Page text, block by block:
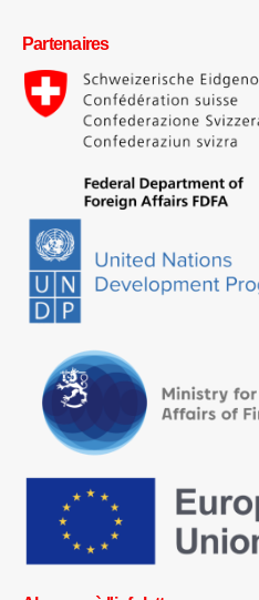
Partenaires